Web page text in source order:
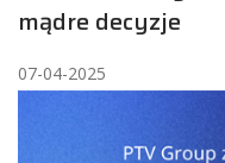
mądre decyzje
07-04-2025